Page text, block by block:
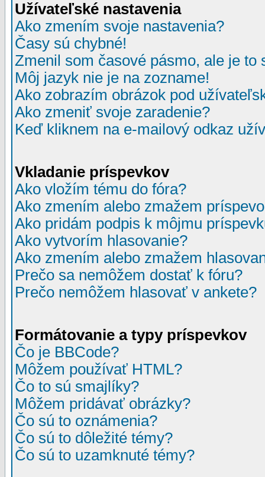
Užívateľské nastavenia
Ako zmením svoje nastavenia?
Časy sú chybné!
Zmenil som časové pásmo, ale je to
Môj jazyk nie je na zozname!
Ako zobrazím obrázok pod
Ako zmeniť svoje zaradenie?
Keď kliknem na e-mailový odkaz
Vkladanie príspevkov
Ako vložím tému do fóra?
Ako zmením alebo zmažem
Ako pridám podpis k môjmu
Ako vytvorím hlasovanie?
Ako zmením alebo zmažem
Prečo sa nemôžem dostať k fóru?
Prečo nemôžem hlasovať v ankete?
Formátovanie a typy príspevkov
Čo je BBCode?
Môžem používať HTML?
Čo to sú smajlíky?
Môžem pridávať obrázky?
Čo sú to oznámenia?
Čo sú to dôležité témy?
Čo sú to uzamknuté témy?